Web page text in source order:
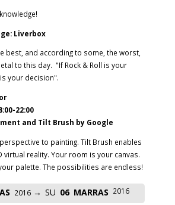
Liverbox
best, and according to some, the worst,
to this day. "If Rock & Roll is your
your decision".
22:00
and Tilt Brush by Google
to painting. Tilt Brush enables
virtual reality. Your room is your canvas.
palette. The possibilities are endless!
2016 SU 06 MARRAS 2016